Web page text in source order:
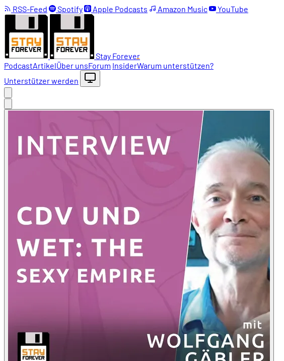
RSS-Feed Spotify Apple Podcasts Amazon Music YouTube
Stay Forever
PodcastArtikelÜber unsForum InsiderWarum unterstützen?
Unterstützer werden